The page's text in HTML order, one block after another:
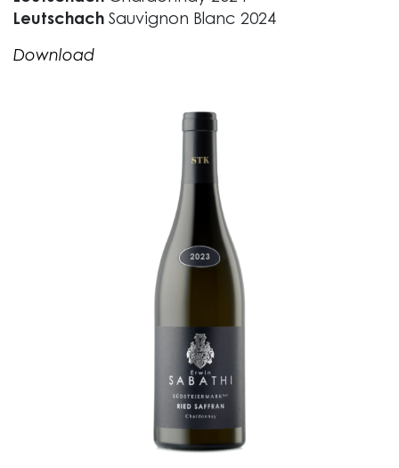
Leutschach Sauvignon Blanc 2024
Download